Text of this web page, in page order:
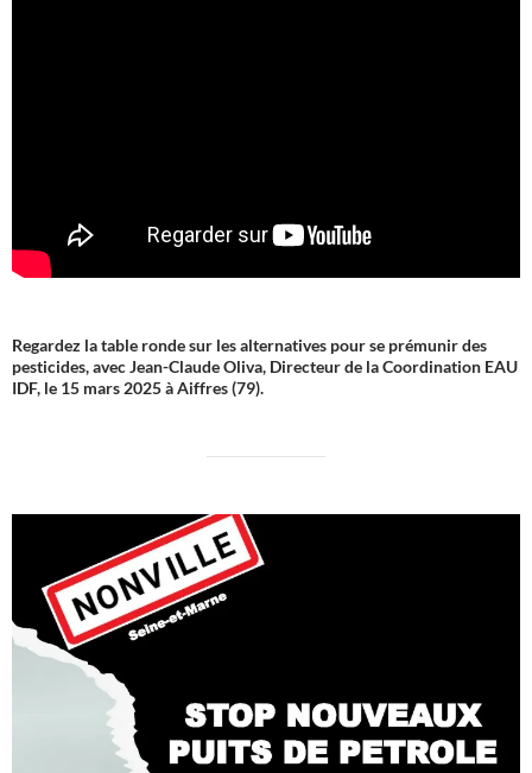
Regardez la table ronde sur les alternatives pour se prémunir des
pesticides, avec Jean-Claude Oliva, Directeur de la Coordination EAU
IDF, le 15 mars 2025 à Aiffres (79).